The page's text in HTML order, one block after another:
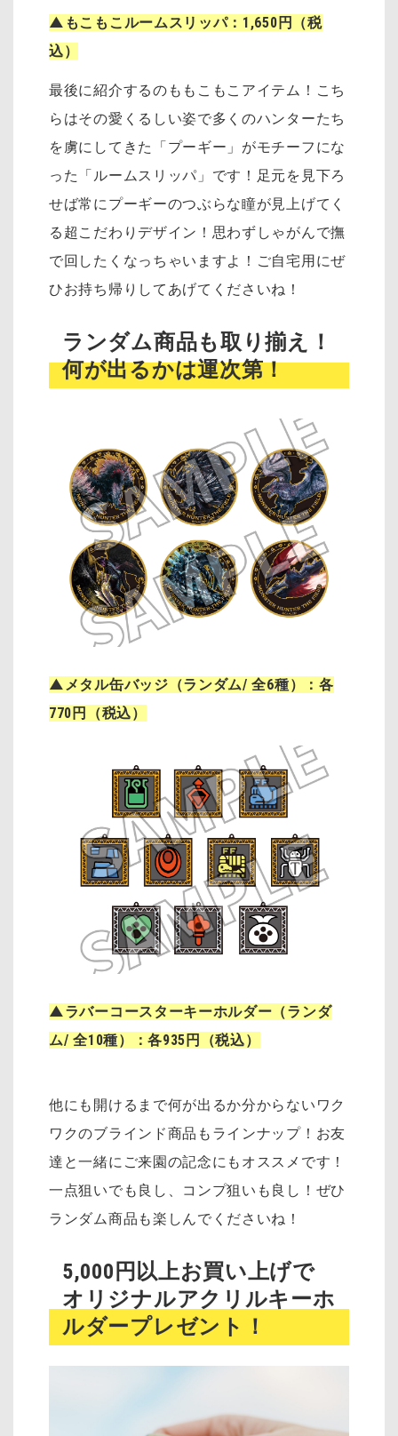
▲もこもこルームスリッパ：1,650円（税
込）
最後に紹介するのももこもこアイテム！こち
らはその愛くるしい姿で多くのハンターたち
を虜にしてきた「プーギー」がモチーフにな
った「ルームスリッパ」です！足元を見下ろ
せば常にプーギーのつぶらな瞳が見上げてく
る超こだわりデザイン！思わずしゃがんで撫
で回したくなっちゃいますよ！ご自宅用にぜ
ひお持ち帰りしてあげてくださいね！
ランダム商品も取り揃え！
何が出るかは運次第！
▲メタル缶バッジ（ランダム/ 全6種）：各
770円（税込）
▲ラバーコースターキーホルダー（ランダ
ム/ 全10種）：各935円（税込）
他にも開けるまで何が出るか分からないワク
ワクのブラインド商品もラインナップ！お友
達と一緒にご来園の記念にもオススメです！
一点狙いでも良し、コンプ狙いも良し！ぜひ
ランダム商品も楽しんでくださいね！
5,000円以上お買い上げで
オリジナルアクリルキーホ
ルダープレゼント！